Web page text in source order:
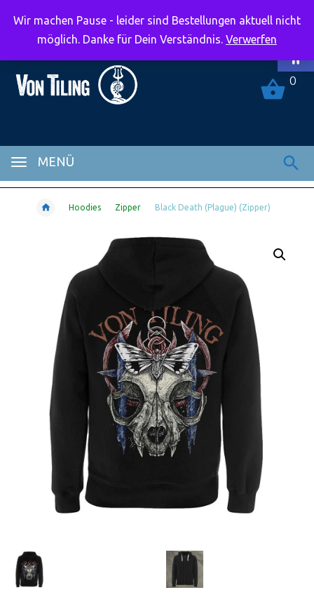
MENÜ
0
Hoodies Zipper Black Death (Plague) (Zipper)
Wir machen Pause - leider sind Bestellungen aktuell nicht
möglich. Danke für Dein Verständnis. Verwerfen